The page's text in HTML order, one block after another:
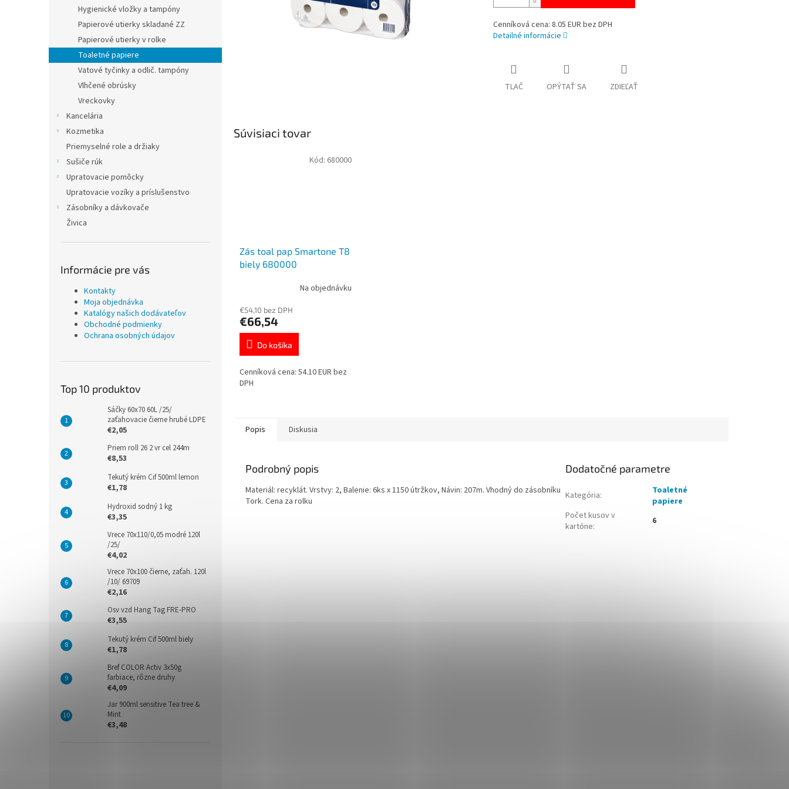
Hygienické vložky a tampóny
Papierové utierky skladané ZZ
Papierové utierky v rolke
Toaletné papiere
Vatové tyčinky a odlič. tampóny
Vlhčené obrúsky
Vreckovky
Kancelária
Kozmetika
Priemyselné role a držiaky
Sušiče rúk
Upratovacie pomôcky
Upratovacie vozíky a príslušenstvo
Zásobníky a dávkovače
Živica
Informácie pre vás
Kontakty
Moja objednávka
Katalógy našich dodávateľov
Obchodné podmienky
Ochrana osobných údajov
Top 10 produktov
Sáčky 60x70 60L /25/
zaťahovacie čierne hrubé LDPE
€2,05
Priem roll 26 2 vr cel 244m
€8,53
Tekutý krém Cif 500ml lemon
€1,78
Hydroxid sodný 1 kg
€3,35
Vrece 70x110/0,05 modré 120l
/25/
€4,02
Vrece 70x100 čierne, zaťah. 120l
/10/ 69709
€2,16
Osv vzd Hang Tag FRE-PRO
€3,55
Tekutý krém Cif 500ml biely
€1,78
Bref COLOR Activ 3x50g
farbiace, rôzne druhy
€4,09
Jar 900ml sensitive Tea tree &
Mint
€3,48
Cenníková cena: 8.05 EUR bez DPH
Detailné informácie
TLAČ OPÝTAŤ SA ZDIEĽAŤ
Súvisiaci tovar
Zás toal pap Smartone T8
biely 680000
Na objednávku
€54,10 bez DPH
€66,54
Do košíka
Cenníková cena: 54.10 EUR bez
DPH
Kód: 680000
Popis Diskusia
Podrobný popis
Materiál: recyklát. Vrstvy: 2, Balenie: 6ks x 1150 útržkov, Návin: 207m. Vhodný do zásobníku
Tork. Cena za rolku
Dodatočné parametre
Kategória:
Toaletné
papiere
Počet kusov v
kartóne: 6